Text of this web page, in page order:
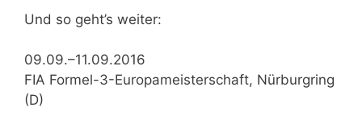
Und so geht’s weiter:
09.09.–11.09.2016
FIA Formel-3-Europameisterschaft, Nürburgring
(D)